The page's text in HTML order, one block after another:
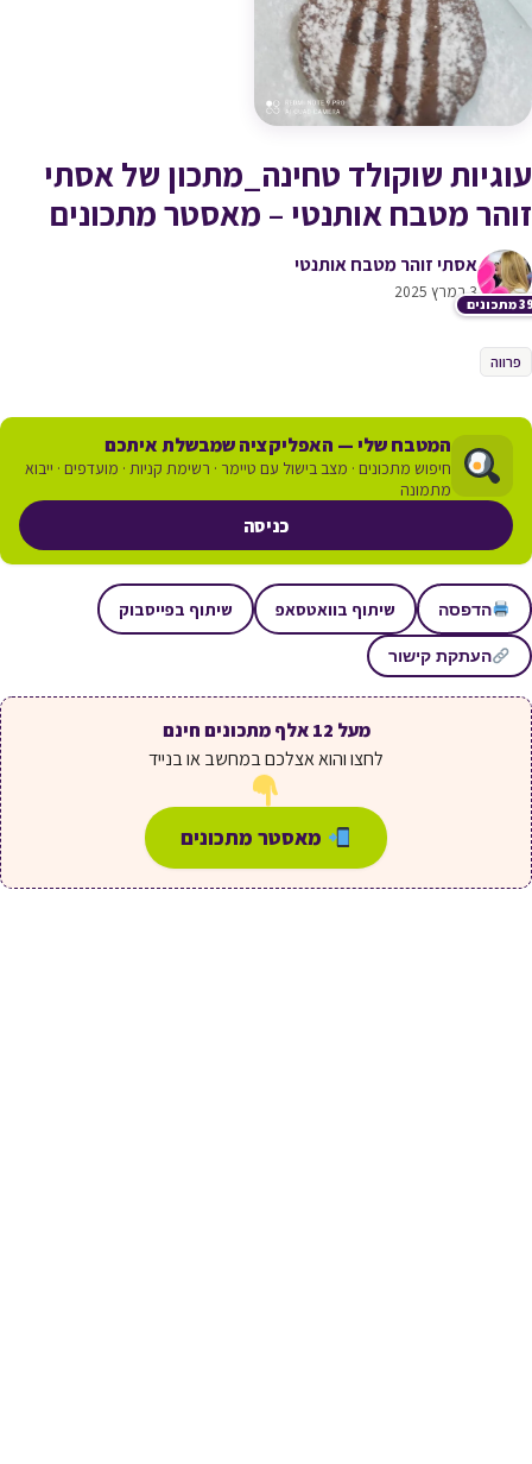
עוגיות שוקולד טחינה_מתכון של אסתי
זוהר מטבח אותנטי – מאסטר מתכונים
אסתי זוהר מטבח אותנטי
3 במרץ 2025
פרווה
המטבח שלי — האפליקציה שמבשלת איתכם
חיפוש מתכונים · מצב בישול עם טיימר · רשימת קניות · מועדפים · ייבוא
מתמונה
כניסה
הדפסה שיתוף בוואטסאפ שיתוף בפייסבוק
העתקת קישור
מעל 12 אלף מתכונים חינם
לחצו והוא אצלכם במחשב או בנייד
מאסטר מתכונים